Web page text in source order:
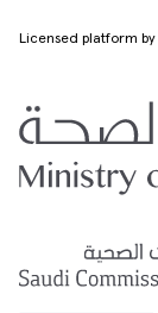
Licensed platform